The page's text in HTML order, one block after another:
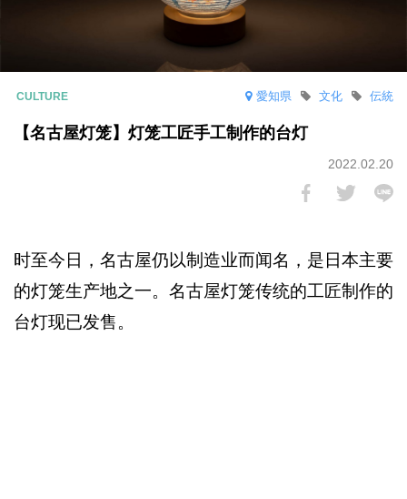
愛知県 伝統
文化
【名古屋灯笼】灯笼工匠手工制作的台灯
2022.02.20
时至今日，名古屋仍以制造业而闻名，是日本主要
的灯笼生产地之一。名古屋灯笼传统的工匠制作的
台灯现已发售。